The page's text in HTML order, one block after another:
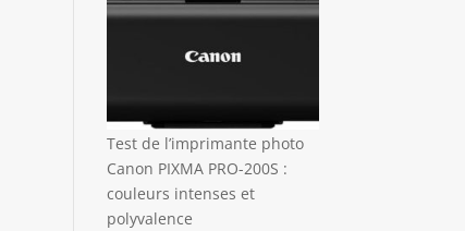
Test de l’imprimante photo
Canon PIXMA PRO-200S :
couleurs intenses et
polyvalence